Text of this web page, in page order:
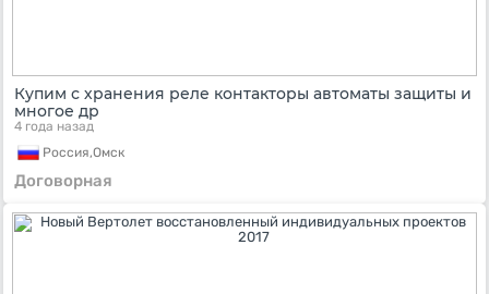
Купим с хранения реле контакторы автоматы защиты и
многое др
4 года назад
Россия,Омск
Договорная